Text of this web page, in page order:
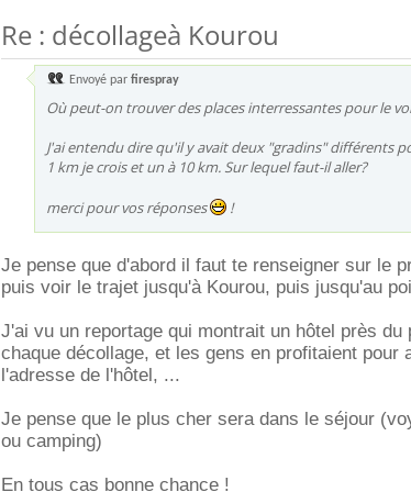
Re : décollageà Kourou
Envoyé par firespray
Où peut-on trouver des places interressantes pour le
J'ai entendu dire qu'il y avait deux "gradins" différents
1 km je crois et un à 10 km. Sur lequel faut-il aller?
merci pour vos réponses !
Je pense que d'abord il faut te renseigner sur le
puis voir le trajet jusqu'à Kourou, puis jusqu'au
J'ai vu un reportage qui montrait un hôtel près
chaque décollage, et les gens en profitaient
l'adresse de l'hôtel, ...
Je pense que le plus cher sera dans le séjour
ou camping)
En tous cas bonne chance !